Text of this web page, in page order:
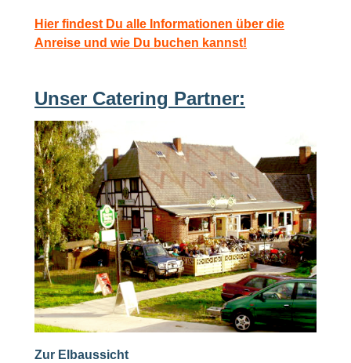
Hier findest Du alle Informationen über die
Anreise und wie Du buchen kannst!
Unser Catering Partner:
Zur Elbaussicht